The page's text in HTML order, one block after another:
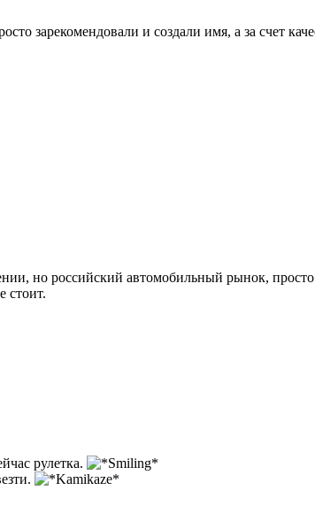
зарекомендовали и создали имя, а за счет
но российский автомобильный рынок,
стоит.
рулетка.